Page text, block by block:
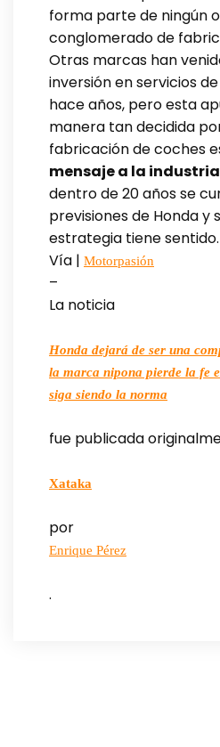
forma parte de ningún
conglomerado de
Otras marcas han
inversión en servicios
hace años, pero esta
manera tan decidida
fabricación de coches
mensaje a la industria
dentro de 20 años se
previsiones de Honda y
estrategia tiene sentido.
Vía | Motorpasión
–
La noticia
Honda dejará de ser una
la marca nipona pierde la fe
siga siendo la norma
fue publicada
Xataka
por
Enrique Pérez
.